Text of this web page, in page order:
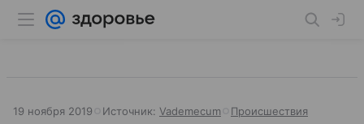
19 ноября 2019 Источник: Vademecum Происшествия